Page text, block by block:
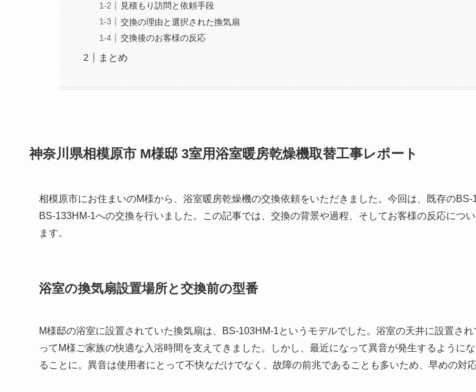
見積もり訪問と依頼手段
交換の理由と選択された換気扇
交換後のお客様の反応
まとめ
神奈川県相模原市 M様邸 3室用浴室暖房乾燥機取替工事レポート
相模原市にお住まいのM様から、浴室暖房乾燥機の交換依頼をいただきました。今回は、既存の
BS-133HM-1への交換を行いました。この記事では、交換の背景や過程、そしてお客様の反応につ
ます。
浴室の換気扇設置場所と交換前の型番
M様邸の浴室に設置されていた換気扇は、BS-103HM-1というモデルでした。浴室の天井に設置さ
ってM様ご家族の快適な入浴時間を支えてきました。しかし、最近になって異音が発生するように
ることに。異音は使用者にとって不快なだけでなく、故障の前兆であることも多いため、早めの対